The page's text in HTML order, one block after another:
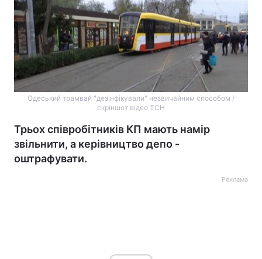
Одеський трамвай "дезінфікували" незвичайним способом /
скріншот відео ТСН
Трьох співробітників КП мають намір
звільнити, а керівництво депо -
оштрафувати.
Реклама